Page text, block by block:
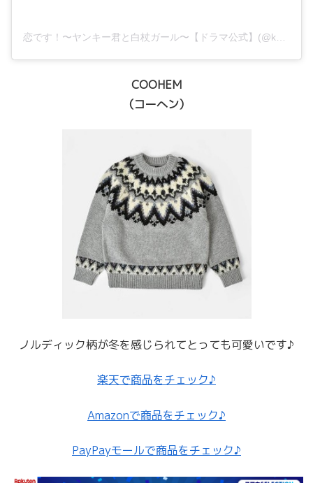
COOHEM
（コーへン）
ノルディック柄が冬を感じられてとっても可愛いです♪
楽天で商品をチェック♪
Amazonで商品をチェック♪
PayPayモールで商品をチェック♪